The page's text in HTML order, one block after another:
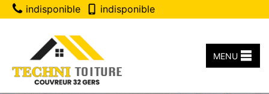
indisponible indisponible
MENU